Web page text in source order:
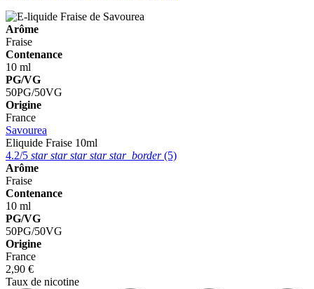
Arôme
Fraise
Contenance
10 ml
PG/VG
50PG/50VG
Origine
France
Savourea
Eliquide Fraise 10ml
4.2/5 starstarstarstarstar_border(5)
Arôme
Fraise
Contenance
10 ml
PG/VG
50PG/50VG
Origine
France
2,90 €
Taux de nicotine